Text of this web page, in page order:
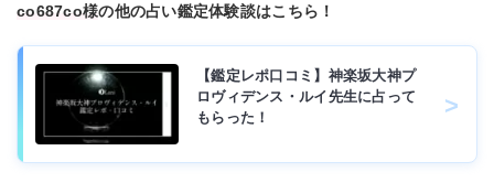
co687co様の他の占い鑑定体験談はこちら！
【鑑定レポ口コミ】神楽坂大神プ
ロヴィデンス・ルイ先生に占って
もらった！